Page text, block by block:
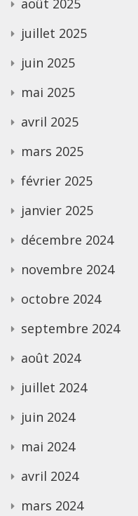
juillet 2025
juin 2025
mai 2025
avril 2025
mars 2025
février 2025
janvier 2025
décembre 2024
novembre 2024
octobre 2024
septembre 2024
août 2024
juillet 2024
juin 2024
mai 2024
avril 2024
mars 2024